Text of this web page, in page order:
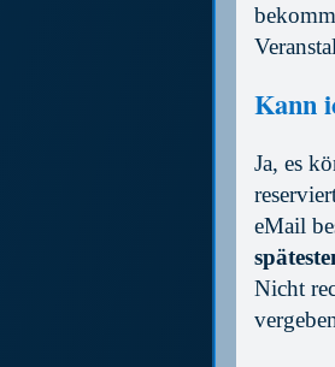
Kann
Ja, es
eMail
Nicht